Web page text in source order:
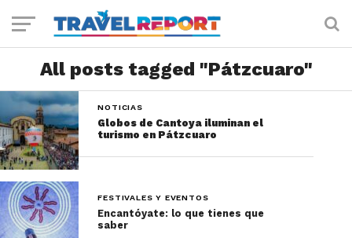
All posts tagged "Pátzcuaro"
NOTICIAS
Globos de Cantoya iluminan el
turismo en Pátzcuaro
FESTIVALES Y EVENTOS
Encantóyate: lo que tienes que
saber